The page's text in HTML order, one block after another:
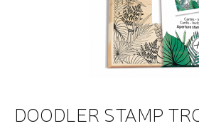
DOODLER STAMP